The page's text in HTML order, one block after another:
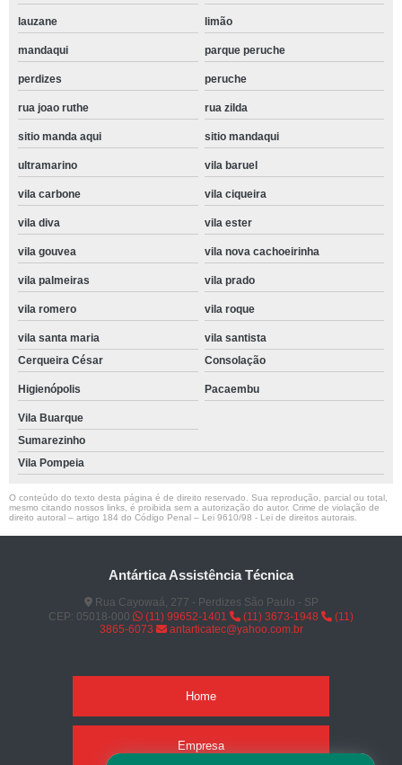
lauzane limão
mandaqui parque peruche
perdizes peruche
rua joao ruthe rua zilda
sitio manda aqui sitio mandaqui
ultramarino vila baruel
vila carbone vila ciqueira
vila diva vila ester
vila gouvea vila nova cachoeirinha
vila palmeiras vila prado
vila romero vila roque
vila santa maria
vila santista
Cerqueira César
Consolação
Higienópolis Pacaembu
Vila Buarque
Sumarezinho
Vila Pompeia
O conteúdo do texto desta página é de direito reservado. Sua reprodução, parcial ou total,
mesmo citando nossos links, é proibida sem a autorização do autor. Crime de violação de
direito autoral – artigo 184 do Código Penal – Lei 9610/98 - Lei de direitos autorais
Antártica Assistência Técnica
Rua Cayowaá, 277 - Perdizes São Paulo - SP
CEP: 05018-000
(11) 99652-1401 (11) 3673-1948
(11)
3865-6073
antarticatec@yahoo.com.br
Home
Empresa